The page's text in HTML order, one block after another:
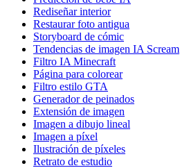
Rediseñar interior
Restaurar foto antigua
Storyboard de cómic
Tendencias de imagen IA Scream
Filtro IA Minecraft
Página para colorear
Filtro estilo GTA
Generador de peinados
Extensión de imagen
Imagen a dibujo lineal
Imagen a píxel
Ilustración de píxeles
Retrato de estudio